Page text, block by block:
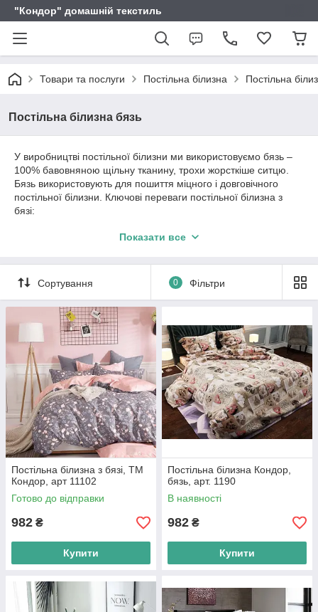
"Кондор" домашній текстиль
Товари та послуги Постільна білизна Постільна
Постільна білизна бязь
У виробництві постільної білизни ми використовуємо бязь –
100% бавовняною щільну тканину, трохи жорсткіше ситцю.
Бязь використовують для пошиття міцного і довговічного
постільної білизни. Ключові переваги постільної білизна з
бязі:
не змінює форми;
не рветься;
легка і м'яка
Останнім часом постільна білизна з бязі набирає все більшу
популярність завдяки своїм якостям і економічності,
порівняно з іншими бавовняними тканинами. Це кращий
вибір по співвідношенню ціна/якість.
Показати все
Сортування 0 Фільтри
Постільна білизна з бязі, ТМ
Кондор, арт 11102
Готово до відправки
982 ₴
Купити
Постільна білизна Кондор,
бязь, арт. 1190
В наявності
982 ₴
Купити